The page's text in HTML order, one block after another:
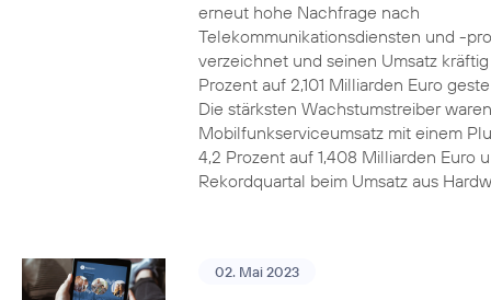
erneut hohe Nachfrage nach
Telekommunikationsdiensten und -
verzeichnet und seinen Umsatz
Prozent auf 2,101 Milliarden Euro
Die stärksten Wachstumstreiber
Mobilfunkserviceumsatz mit einem
4,2 Prozent auf 1,408 Milliarden Euro
Rekordquartal beim Umsatz aus
02. Mai 2023